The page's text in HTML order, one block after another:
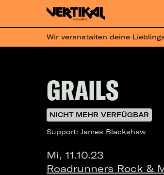
Wir veranstalten deine
GRAILS
NICHT MEHR VERFÜGBAR
Support: James Blackshaw
Mi, 11.10.23
Roadrunners Rock &